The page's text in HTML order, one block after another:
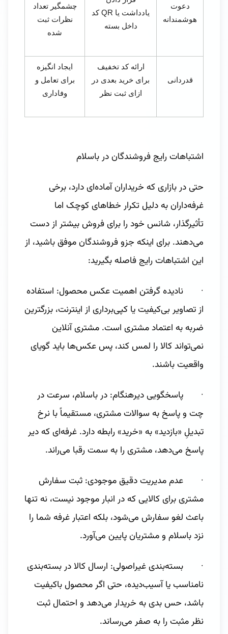
دعوت
هوشمندانه
یادداشت یا QRکد
داخل بسته
چشمگیر تعداد
نظرات ثبت
شده
قدردانی
ارائه کد تخفیف
برای خرید بعدی در
ازای ثبت نظر
ایجاد انگیزه
برای تعامل و
وفاداری
اشتباهات رایج فروشندگان در باسلام
حتی در بازاری که خریداران آماده‌ای دارد، برخی
غرفه‌داران به دلیل تکرار خطاهای کوچک اما
تأثیرگذار، شانس خود را برای فروش بیشتر از دست
می‌دهند. برای اینکه جزو فروشندگان موفق باشید، از
این اشتباهات رایج فاصله بگیرید:
· نادیده گرفتن اهمیت عکس محصول: استفاده
از تصاویر بی‌کیفیت یا کپی‌برداری از اینترنت، بزرگترین
ضربه به اعتماد مشتری است. مشتری آنلاین
نمی‌تواند کالا را لمس کند، پس عکس‌ها باید گویای
واقعیت باشند.
· پاسخگویی دیرهنگام: در باسلام، سرعت در
چت و پاسخ به سوالات مشتری، مستقیماً با نرخ
تبدیلِ «بازدید» به «خرید» رابطه دارد. غرفه‌ای که دیر
پاسخ می‌دهد، مشتری را به سمت رقبا می‌راند.
· عدم مدیریت دقیق موجودی: ثبت سفارش
مشتری برای کالایی که در انبار موجود نیست، نه تنها
باعث لغو سفارش می‌شود، بلکه اعتبار غرفه شما را
نزد باسلام و مشتریان پایین می‌آورد.
· بسته‌بندی غیراصولی: ارسال کالا در بسته‌بندی
نامناسب یا آسیب‌دیده، حتی اگر محصول باکیفیت
باشد، حس بدی به خریدار می‌دهد و احتمال ثبت
نظر مثبت را به صفر می‌رساند.